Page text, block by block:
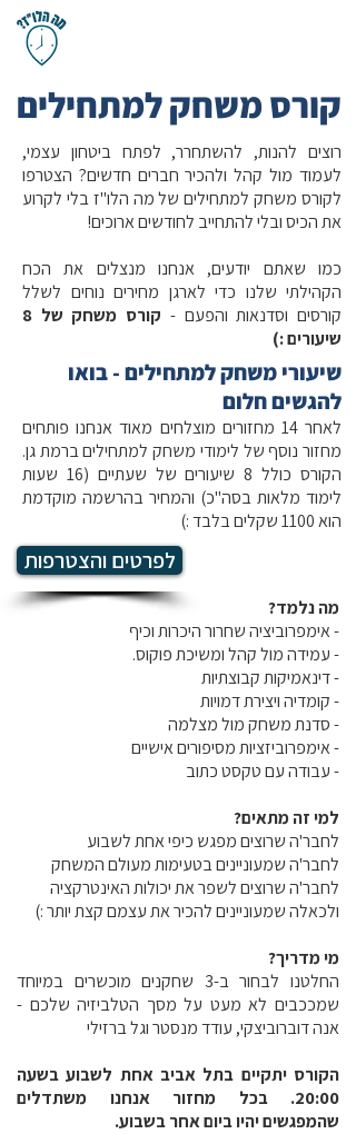
קורס משחק למתחילים
רוצים להנות, להשתחרר, לפתח ביטחון עצמי,
לעמוד מול קהל ולהכיר חברים חדשים? הצטרפו
לקורס משחק למתחילים של מה הלו"ז בלי לקרוע
את הכיס ובלי להתחייב לחודשים ארוכים!
כמו שאתם יודעים, אנחנו מנצלים את הכח
הקהילתי שלנו כדי לארגן מחירים נוחים לשלל
קורסים וסדנאות והפעם -
קורס משחק של 8
שיעורים :)
שיעורי משחק למתחילים - בואו
להגשים חלום
לאחר 14 מחזורים מוצלחים מאוד אנחנו פותחים
מחזור נוסף של לימודי משחק למתחילים ברמת גן.
הקורס כולל 8 שיעורים של שעתיים (16 שעות
לימוד מלאות בסה"כ) והמחיר בהרשמה מוקדמת
הוא 1100 שקלים בלבד :)
לפרטים והצטרפות
מה נלמד?
- אימפרוביציה שחרור היכרות וכיף
- עמידה מול קהל ומשיכת פוקוס.
- דינאמיקות קבוצתיות
- קומדיה ויצירת דמויות
- סדנת משחק מול מצלמה
- אימפרוביזציות מסיפורים אישיים
- עבודה עם טקסט כתוב
למי זה מתאים?
לחבר'ה שרוצים מפגש כיפי אחת לשבוע
לחבר'ה שמעוניינים בטעימות מעולם המשחק
לחבר'ה שרוצים לשפר את יכולות האינטרקציה
ולכאלה שמעוניינים להכיר את עצמם קצת יותר :)
מי מדריך?
החלטנו לבחור ב-3 שחקנים מוכשרים במיוחד
שמככבים לא מעט על מסך הטלביזיה שלכם -
אנה דוברוביצקי, עודד מנסטר וגל ברזילי
הקורס יתקיים בתל אביב אחת לשבוע בשעה
20:00. בכל מחזור אנחנו משתדלים
שהמפגשים יהיו ביום אחר בשבוע.